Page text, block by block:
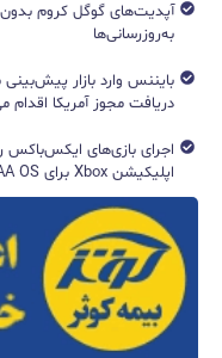
آپدیت‌های گوگل کروم
به‌روزرسانی‌ها
بایننس وارد بازار
دریافت مجوز آمریکا اقدام
اجرای بازی‌های
اپلیکیشن Xbox برای VIDAA OS عرضه شد